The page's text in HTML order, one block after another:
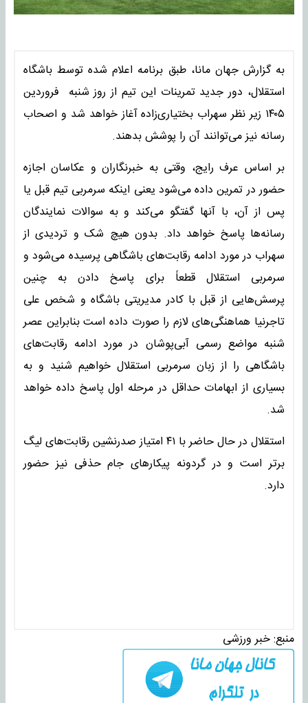
به گزارش جهان مانا، طبق برنامه اعلام شده توسط باشگاه
استقلال، دور جدید تمرینات این تیم از روز شنبه فروردین
۱۴۰۵ زیر نظر سهراب بختیاری‌زاده آغاز خواهد شد و اصحاب
رسانه نیز می‌توانند آن را پوشش بدهند.
بر اساس عرف رایج، وقتی به خبرنگاران و عکاسان اجازه
حضور در تمرین داده می‌شود یعنی اینکه سرمربی تیم قبل یا
پس از آن، با آنها گفتگو می‌کند و به سوالات نمایندگان
رسانه‌ها پاسخ خواهد داد. بدون هیچ شک و تردیدی از
سهراب در مورد ادامه رقابت‌های باشگاهی پرسیده می‌شود و
سرمربی استقلال قطعاً برای پاسخ دادن به چنین
پرسش‌هایی از قبل با کادر مدیریتی باشگاه و شخص علی
تاجرنیا هماهنگی‌های لازم را صورت داده است بنابراین عصر
شنبه مواضع رسمی آبی‌پوشان در مورد ادامه رقابت‌های
باشگاهی را از زبان سرمربی استقلال خواهیم شنید و به
بسیاری از ابهامات حداقل در مرحله اول پاسخ داده خواهد
شد.
استقلال در حال حاضر با ۴۱ امتیاز صدرنشین رقابت‌های لیگ
برتر است و در گردونه پیکارهای جام حذفی نیز حضور
دارد.
منبع:خبر ورزشی